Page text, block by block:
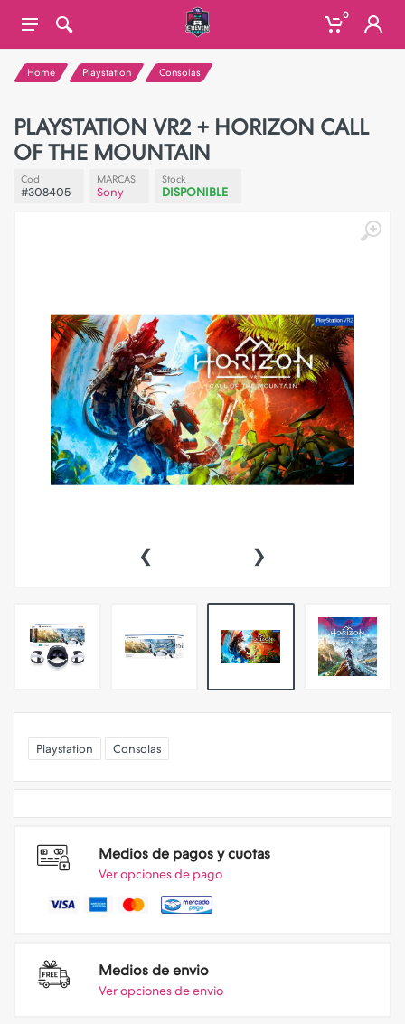
0
Home Playstation Consolas
PLAYSTATION VR2 + HORIZON CALL
OF THE MOUNTAIN
Cod
#308405
MARCAS
Sony
Stock
DISPONIBLE
‹ ›
Playstation Consolas
Medios de pagos y cuotas
Ver opciones de pago
Medios de envio
Ver opciones de envio